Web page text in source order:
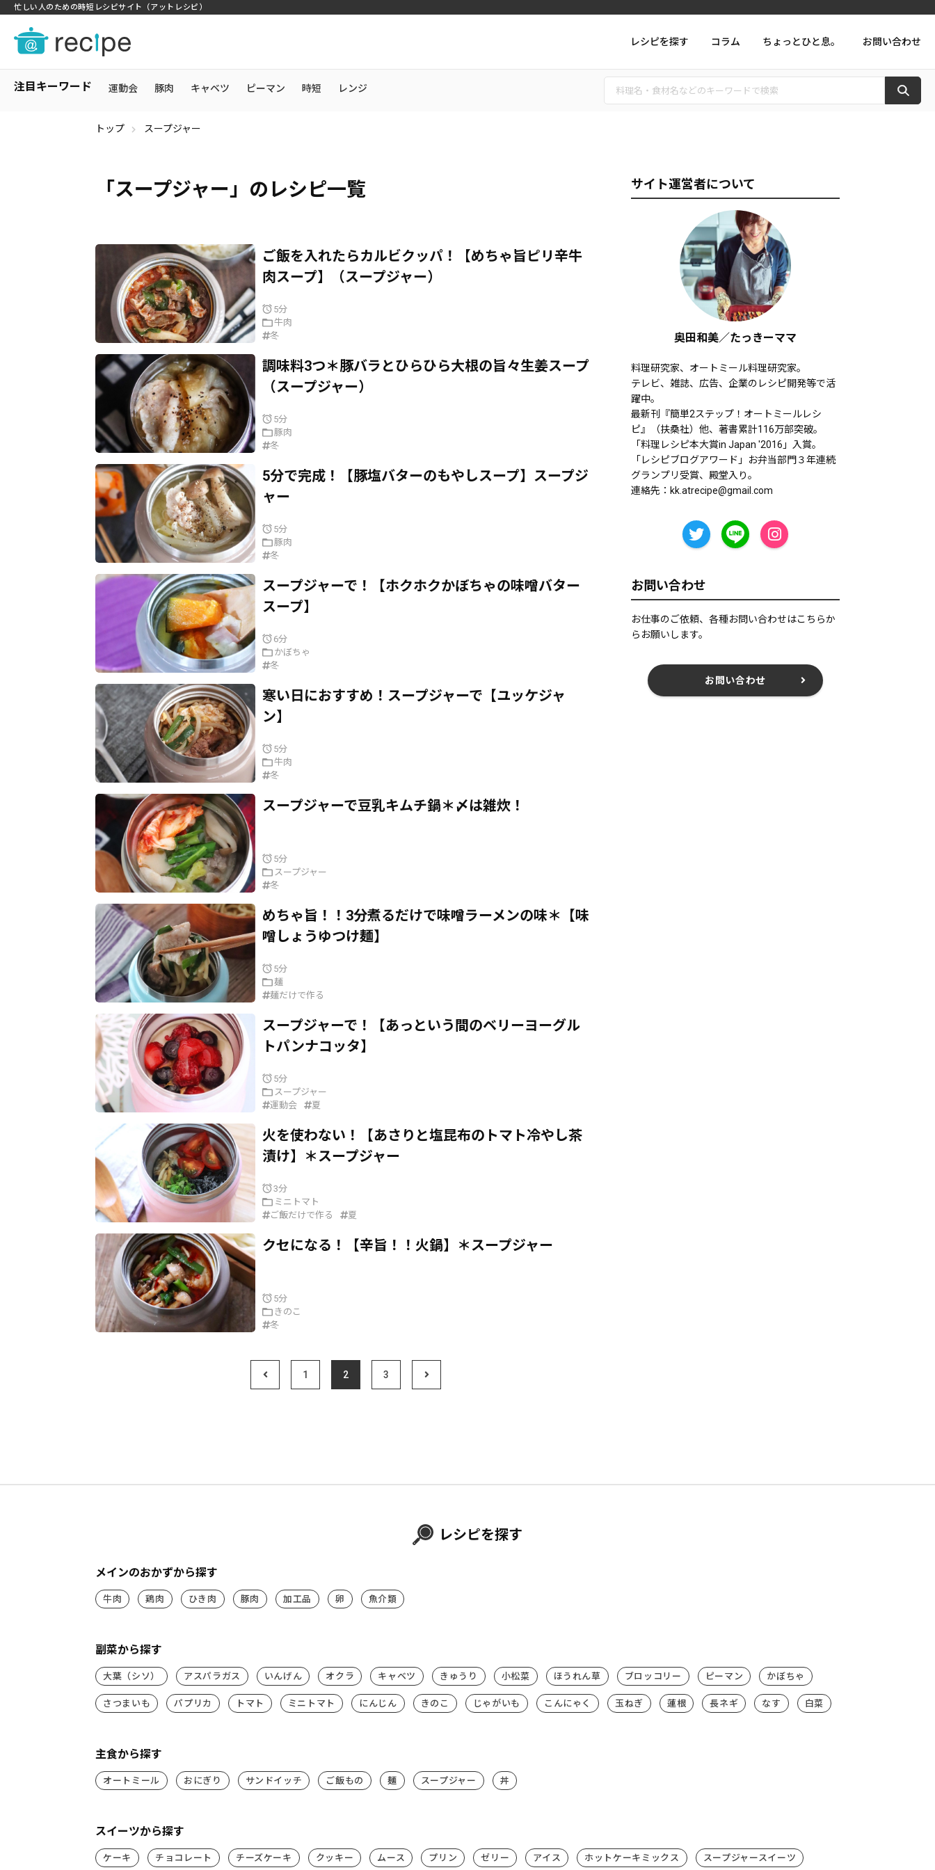
忙しい人のための時短レシピサイト（アットレシピ）
レシピを探す コラム ちょっとひと息。 お問い合わせ
注目キーワード 運動会 豚肉 キャベツ ピーマン 時短 レンジ
トップ スープジャー
「スープジャー」のレシピ一覧
ご飯を入れたらカルビクッパ！【めちゃ旨ピリ辛牛
肉スープ】（スープジャー）
5分
牛肉
冬
調味料3つ＊豚バラとひらひら大根の旨々生姜スープ
（スープジャー）
5分
豚肉
冬
5分で完成！【豚塩バターのもやしスープ】スープジ
ャー
5分
豚肉
冬
スープジャーで！【ホクホクかぼちゃの味噌バター
スープ】
6分
かぼちゃ
冬
寒い日におすすめ！スープジャーで【ユッケジャ
ン】
5分
牛肉
冬
スープジャーで豆乳キムチ鍋＊〆は雑炊！
5分
スープジャー
冬
めちゃ旨！！3分煮るだけで味噌ラーメンの味＊【味
噌しょうゆつけ麺】
5分
麺
麺だけで作る
スープジャーで！【あっという間のベリーヨーグル
トパンナコッタ】
5分
スープジャー
運動会
夏
火を使わない！【あさりと塩昆布のトマト冷やし茶
漬け】＊スープジャー
3分
ミニトマト
ご飯だけで作る
夏
クセになる！【辛旨！！火鍋】＊スープジャー
5分
きのこ
冬
1 2 3
サイト運営者について
奥田和美／たっきーママ
料理研究家、オートミール料理研究家。
テレビ、雑誌、広告、企業のレシピ開発等で活
躍中。
最新刊『簡単2ステップ！オートミールレシ
ピ』（扶桑社）他、著書累計116万部突破。
「料理レシピ本大賞in Japan '2016」入賞。
「レシピブログアワード」お弁当部門３年連続
グランプリ受賞、殿堂入り。
連絡先： kk.atrecipe@gmail.com
お問い合わせ
お仕事のご依頼、各種お問い合わせはこちらか
らお願いします。
お問い合わせ
レシピを探す
メインのおかずから探す
牛肉 鶏肉 ひき肉 豚肉 加工品 卵 魚介類
副菜から探す
大葉（シソ） アスパラガス いんげん オクラ キャベツ きゅうり 小松菜 ほうれん草 ブロッコリー ピーマン かぼちゃ
さつまいも パプリカ トマト ミニトマト にんじん きのこ じゃがいも こんにゃく 玉ねぎ 蓮根 長ネギ なす 白菜
主食から探す
オートミール おにぎり サンドイッチ ご飯もの 麺 スープジャー 丼
スイーツから探す
ケーキ チョコレート チーズケーキ クッキー ムース プリン ゼリー アイス ホットケーキミックス スープジャースイーツ